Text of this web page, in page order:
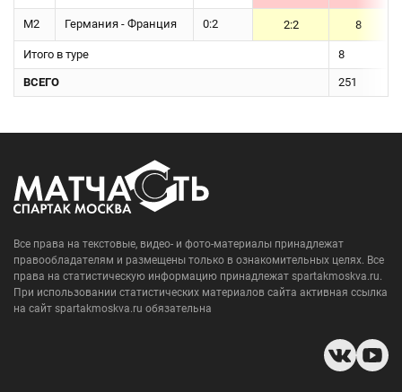
М2 Германия - Франция 0:2 2:2 8
Итого в туре 8
ВСЕГО 251
Все права на текстовые, видео- и фото-материалы принадлежат
правообладателям и размещены только в ознакомительных целях. Все
права на статистическую информацию принадлежат spartakmoskva.ru.
При использовании статистических материалов сайта активная ссылка
на сайт spartakmoskva.ru обязательна